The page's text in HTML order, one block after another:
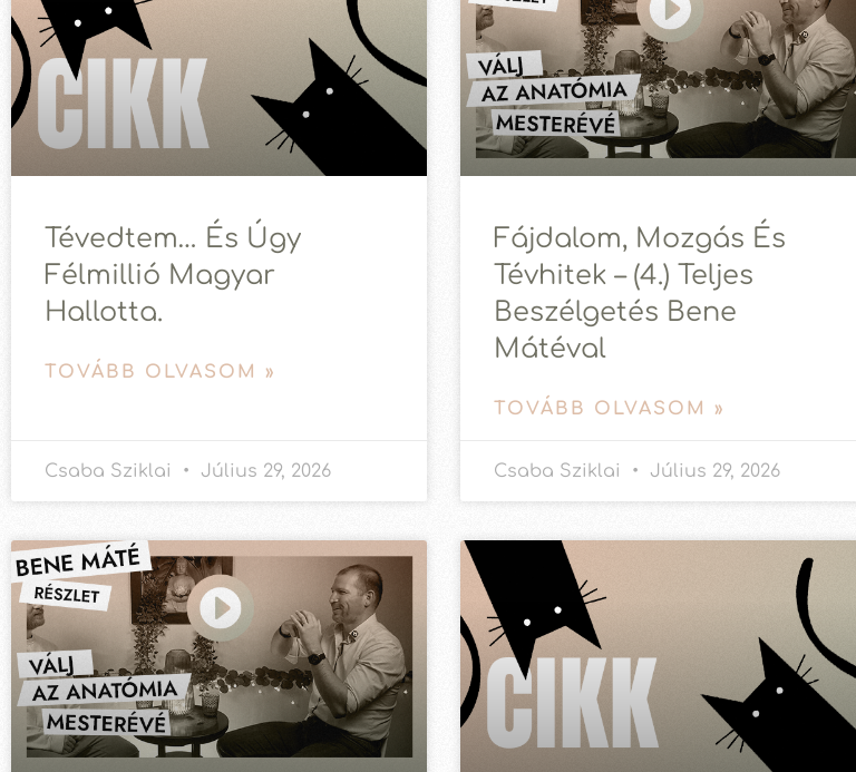
Tévedtem… És Úgy
Félmillió Magyar
Hallotta.
TOVÁBB OLVASOM »
Csaba Sziklai Július 29, 2026
Fájdalom, Mozgás És
Tévhitek – (4.) Teljes
Beszélgetés Bene
Mátéval
TOVÁBB OLVASOM »
Csaba Sziklai Július 29, 2026